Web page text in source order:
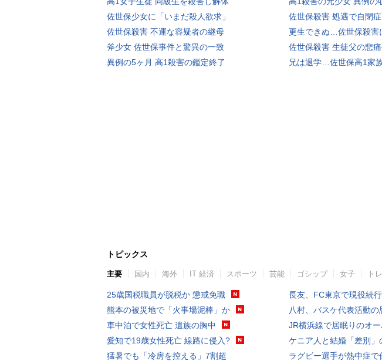
佐世保少女に「いまだ殺人欲求」
佐世保殺害 処遇で自閉
佐世保殺害 不運な容疑者の継母
更生できぬ…佐世保殺害
斧少女 佐世保事件と驚異の一致
佐世保殺害 生徒父の悲
異例の5ヶ月 高1殺害の鑑定終了
兄は退学…佐世保高1家
トピックス
主要 国内 海外 IT 経済 スポーツ 芸能 ゴシップ 女子 ト
25歳国税職員が脱税か 懲戒免職
熊本の被災地で「火事場泥棒」か
車中泊で女性死亡 遺族の胸中
愛知で19歳女性死亡 線路に侵入?
猛暑でも「冷房を控える」7割超
長友、FC東京で現役続
八村、バスケ代表活動の
JR横浜線で居眠りのオ
ケニア人と結婚「差別」
ラグビー選手が熱中症で